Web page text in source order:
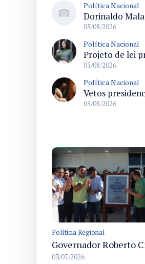
Política Nacional
05/08/2026
Política Nacional
05/08/2026
Política Nacional
05/08/2026
Políticia Regional
03/07/2026